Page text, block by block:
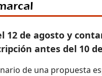
12 de agosto y
antes del 10
de una propuesta